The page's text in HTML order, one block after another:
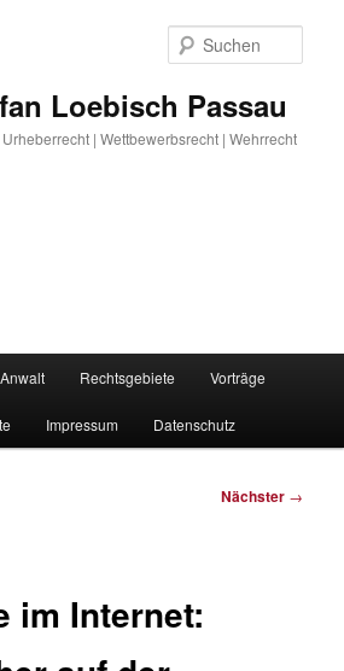
Loebisch Passau
| Wettbewerbsrecht | Wehrrecht
Anwalt Rechtsgebiete Vorträge
Impressum Datenschutz
Nächster →
im Internet: